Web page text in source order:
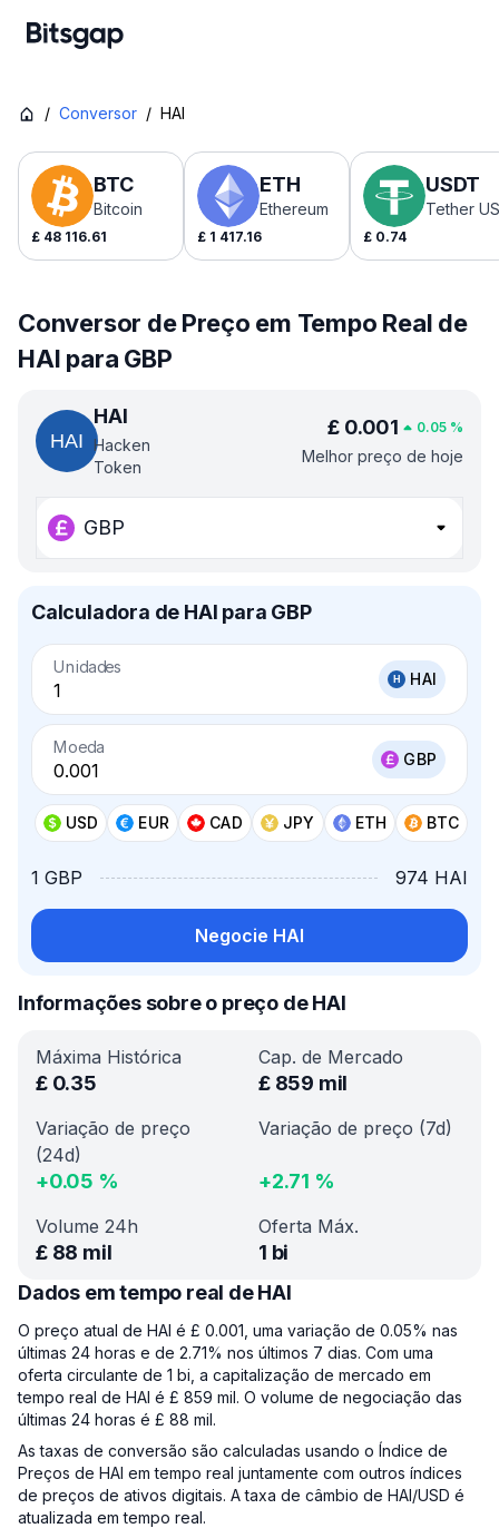
/ Conversor / HAI
BTC
Bitcoin
£ 48 116.61
ETH
Ethereum
£ 1 417.16
USDT
Tether
£ 0.74
Conversor de Preço em Tempo Real de
HAI para GBP
HAI
Hacken
Token
£ 0.001 0.05 %
Melhor preço de hoje
GBP
Calculadora de HAI para GBP
Unidades
HAI
Moeda
GBP
USD EUR CAD JPY ETH BTC
1 GBP 974 HAI
Negocie HAI
Informações sobre o preço de HAI
Máxima Histórica
£ 0.35
Cap. de Mercado
£ 859 mil
Variação de preço
(24d)
+0.05 %
Variação de preço (7d)
+2.71 %
Volume 24h
£ 88 mil
Oferta Máx.
1 bi
Dados em tempo real de HAI
O preço atual de HAI é £ 0.001, uma variação de 0.05% nas
últimas 24 horas e de 2.71% nos últimos 7 dias. Com uma
oferta circulante de 1 bi, a capitalização de mercado em
tempo real de HAI é £ 859 mil. O volume de negociação das
últimas 24 horas é £ 88 mil.
As taxas de conversão são calculadas usando o Índice de
Preços de HAI em tempo real juntamente com outros índices
de preços de ativos digitais. A taxa de câmbio de HAI/USD é
atualizada em tempo real.